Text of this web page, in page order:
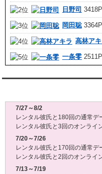
日野司
岡田聡
高林ア
一条零
7/27～8/2
レンタル彼氏と180回の通常デ
レンタル彼氏と3回のオンライ
7/20～7/26
レンタル彼氏と170回の通常デ
レンタル彼氏と2回のオンライ
7/13～7/19